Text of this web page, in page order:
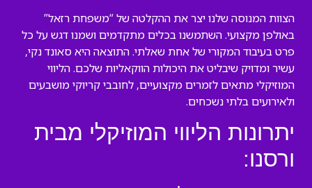
הצוות המנוסה שלנו יצר את ההקלטה של “משפחת רזאל”
באולפן מקצועי. השתמשנו בכלים מתקדמים ושמנו דגש על כל
פרט בעיבוד המקורי של אחת שאלתי. התוצאה היא סאונד נקי,
עשיר ומדויק שיבליט את היכולות הווקאליות שלכם. הליווי
המוזיקלי מתאים לזמרים מקצועיים, לחובבי קריוקי מושבעים
ולאירועים בלתי נשכחים.
יתרונות הליווי המוזיקלי מבית
ורסנו: